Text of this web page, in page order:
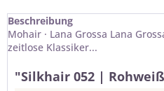
Beschreibung
Mohair · Lana Grossa Lana
zeitlose Klassiker...
"Silkhair 052 |